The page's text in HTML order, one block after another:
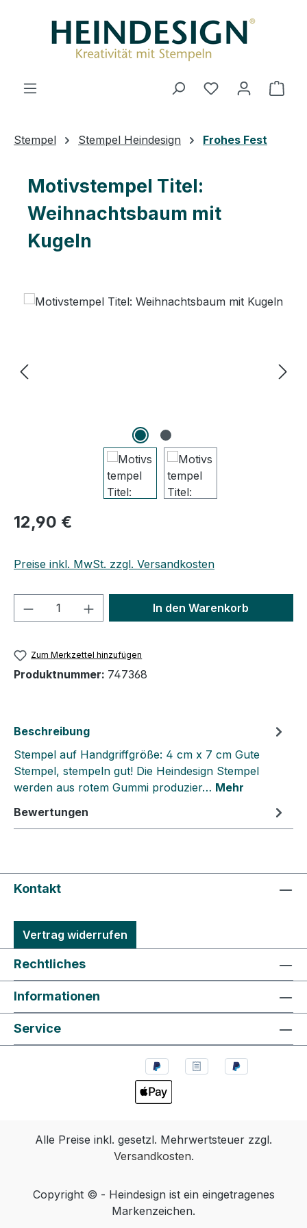
Du hast 0
Stempel Stempel Heindesign Frohes Fest
Motivstempel Titel:
Weihnachtsbaum mit
Kugeln
Regulärer Preis:
12,90 €
Preise inkl. MwSt. zzgl. Versandkosten
Produkt Anzahl: Gib denIn den Warenkorb
Zum Merkzettel hinzufügen
Produktnummer: 747368
Beschreibung
Stempel auf Handgriffgröße: 4 cm x 7 cm Gute
Stempel, stempeln gut! Die Heindesign Stempel
werden aus rotem Gummi produzier… Mehr
Bewertungen
Kontakt
Vertrag widerrufen
Rechtliches
Informationen
Service
Alle Preise inkl. gesetzl. Mehrwertsteuer zzgl.
Versandkosten.
Copyright © - Heindesign ist ein eingetragenes
Markenzeichen.